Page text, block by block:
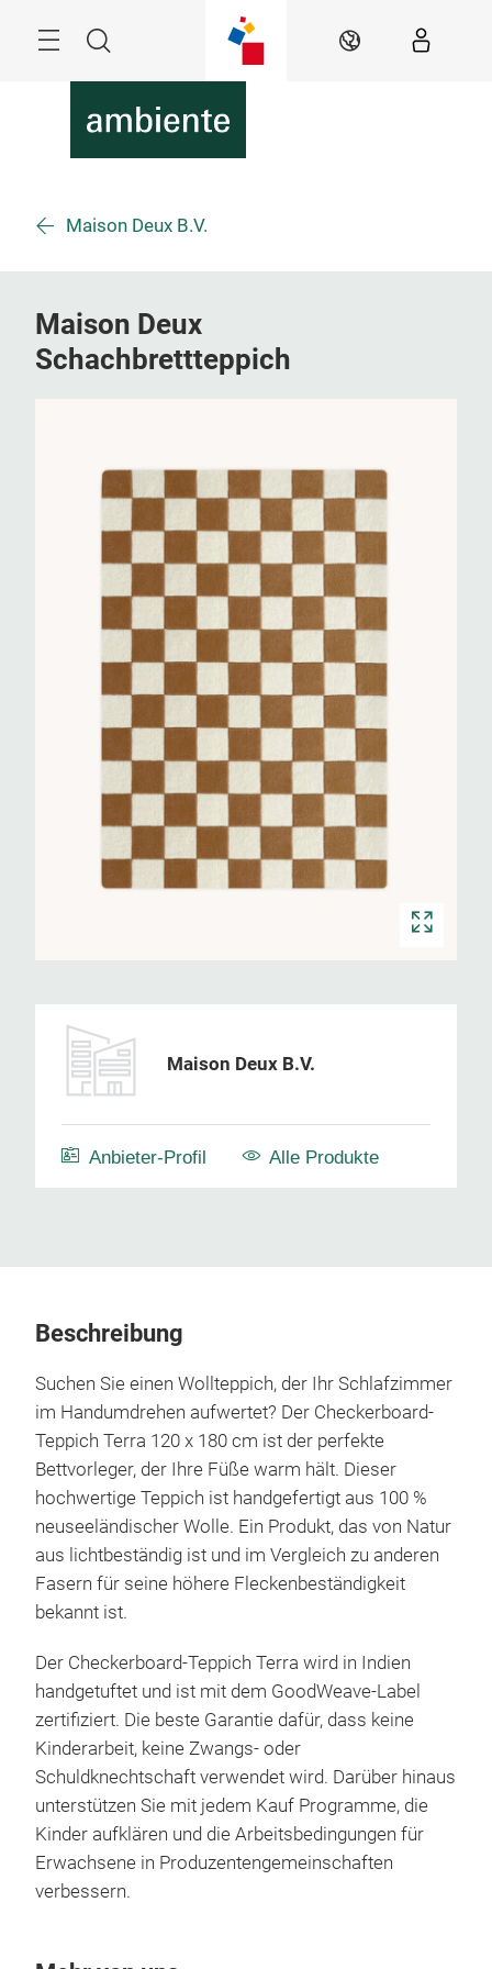
Suche DE
Maison Deux B.V.
Maison Deux
Schachbrettteppich
Maison Deux B.V.
Anbieter-Profil Alle Produkte
Beschreibung
Suchen Sie einen Wollteppich, der Ihr Schlafzimmer
im Handumdrehen aufwertet? Der Checkerboard-
Teppich Terra 120 x 180 cm ist der perfekte
Bettvorleger, der Ihre Füße warm hält. Dieser
hochwertige Teppich ist handgefertigt aus 100 %
neuseeländischer Wolle. Ein Produkt, das von Natur
aus lichtbeständig ist und im Vergleich zu anderen
Fasern für seine höhere Fleckenbeständigkeit
bekannt ist.
Der Checkerboard-Teppich Terra wird in Indien
handgetuftet und ist mit dem GoodWeave-Label
zertifiziert. Die beste Garantie dafür, dass keine
Kinderarbeit, keine Zwangs- oder
Schuldknechtschaft verwendet wird. Darüber hinaus
unterstützen Sie mit jedem Kauf Programme, die
Kinder aufklären und die Arbeitsbedingungen für
Erwachsene in Produzentengemeinschaften
verbessern.